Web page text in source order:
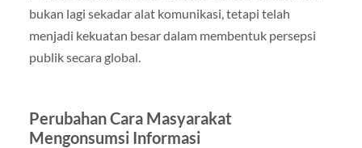
bukan lagi sekadar alat komunikasi, tetapi telah
menjadi kekuatan besar dalam membentuk persepsi
publik secara global.
Perubahan Cara Masyarakat
Mengonsumsi Informasi